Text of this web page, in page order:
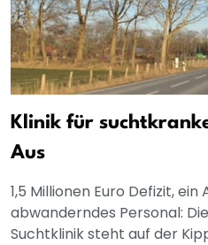
Klinik für
Aus
1,5 Millionen Euro Defizit,
abwanderndes Personal:
Suchtklinik steht auf der